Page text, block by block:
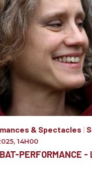
& Spectacles |
, 14H00
PERFORMANCE -